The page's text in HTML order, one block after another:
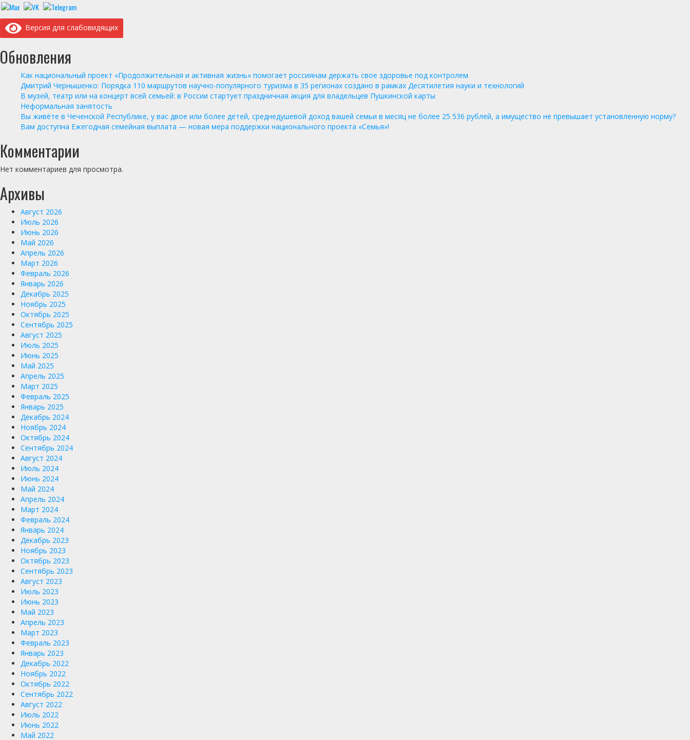
Версия для слабовидящих
Обновления
Как национальный проект «Продолжительная и активная жизнь» помогает россиянам держать свое здоровье под контролем
Дмитрий Чернышенко: Порядка 110 маршрутов научно-популярного туризма в 35 регионах создано в рамках Десятилетия науки и технологий
В музей, театр или на концерт всей семьей: в России стартует праздничная акция для владельцев Пушкинской карты
Неформальная занятость
Вы живёте в Чеченской Республике, у вас двое или более детей, среднедушевой доход вашей семьи в месяц не более 25 536 рублей, а имущество не превышает установленную норму?
Вам доступна Ежегодная семейная выплата — новая мера поддержки национального проекта «Семья»!
Комментарии
Нет комментариев для просмотра.
Архивы
Август 2026
Июль 2026
Июнь 2026
Май 2026
Апрель 2026
Март 2026
Февраль 2026
Январь 2026
Декабрь 2025
Ноябрь 2025
Октябрь 2025
Сентябрь 2025
Август 2025
Июль 2025
Июнь 2025
Май 2025
Апрель 2025
Март 2025
Февраль 2025
Январь 2025
Декабрь 2024
Ноябрь 2024
Октябрь 2024
Сентябрь 2024
Август 2024
Июль 2024
Июнь 2024
Май 2024
Апрель 2024
Март 2024
Февраль 2024
Январь 2024
Декабрь 2023
Ноябрь 2023
Октябрь 2023
Сентябрь 2023
Август 2023
Июль 2023
Июнь 2023
Май 2023
Апрель 2023
Март 2023
Февраль 2023
Январь 2023
Декабрь 2022
Ноябрь 2022
Октябрь 2022
Сентябрь 2022
Август 2022
Июль 2022
Июнь 2022
Май 2022